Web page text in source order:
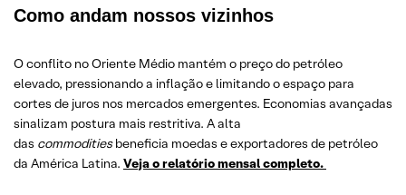
Como andam nossos vizinhos
O conflito no Oriente Médio mantém o preço do petróleo
elevado, pressionando a inflação e limitando o espaço para
cortes de juros nos mercados emergentes. Economias avançadas
sinalizam postura mais restritiva. A alta
das commoditiesbeneficia moedas e exportadores de petróleo
da América Latina. Veja o relatório mensal completo.